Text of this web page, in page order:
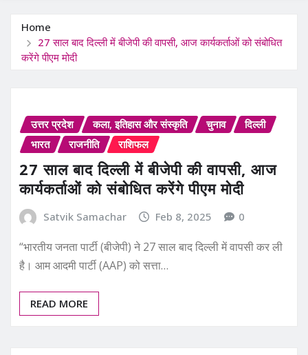
Home
27 साल बाद दिल्ली में बीजेपी की वापसी, आज कार्यकर्ताओं को संबोधित
करेंगे पीएम मोदी
उत्तर प्रदेश कला, इतिहास और संस्कृति चुनाव
दिल्ली
भारत
राजनीति राशिफल
27 साल बाद दिल्ली में बीजेपी की वापसी, आज
कार्यकर्ताओं को संबोधित करेंगे पीएम मोदी
Satvik Samachar Feb 8, 2025 0
“भारतीय जनता पार्टी (बीजेपी) ने 27 साल बाद दिल्ली में वापसी कर ली
है। आम आदमी पार्टी (AAP) को सत्ता…
READ MORE